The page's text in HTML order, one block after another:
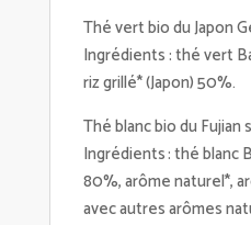
Thé vert bio du Japon
Ingrédients : thé vert
riz grillé* (Japon) 50%.
Thé blanc bio du Fujian
Ingrédients : thé blanc
80%, arôme naturel*,
avec autres arômes